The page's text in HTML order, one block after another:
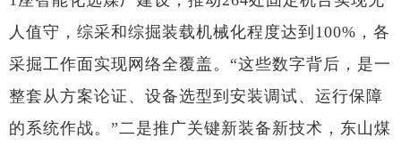
人值守，综采和综掘装载机械化程度达到100%，各
采掘工作面实现网络全覆盖。“这些数字背后，是一
整套从方案论证、设备选型到安装调试、运行保障
的系统作战。”二是推广关键新装备新技术，东山煤